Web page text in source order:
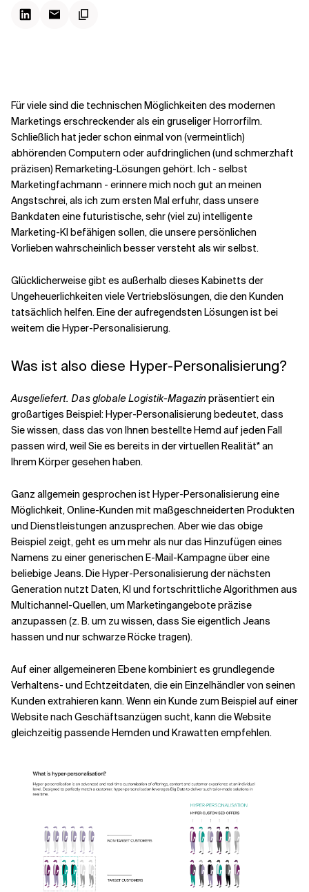
Für viele sind die technischen Möglichkeiten des modernen
Marketings erschreckender als ein gruseliger Horrorfilm.
Schließlich hat jeder schon einmal von (vermeintlich)
abhörenden Computern oder aufdringlichen (und schmerzhaft
präzisen) Remarketing-Lösungen gehört. Ich - selbst
Marketingfachmann - erinnere mich noch gut an meinen
Angstschrei, als ich zum ersten Mal erfuhr, dass unsere
Bankdaten eine futuristische, sehr (viel zu) intelligente
Marketing-KI befähigen sollen, die unsere persönlichen
Vorlieben wahrscheinlich besser versteht als wir selbst.
Glücklicherweise gibt es außerhalb dieses Kabinetts der
Ungeheuerlichkeiten viele Vertriebslösungen, die den Kunden
tatsächlich helfen. Eine der aufregendsten Lösungen ist bei
weitem die Hyper-Personalisierung.
Was ist also diese Hyper-Personalisierung?
Ausgeliefert. Das globale Logistik-Magazin präsentiert ein
großartiges Beispiel: Hyper-Personalisierung bedeutet, dass
Sie wissen, dass das von Ihnen bestellte Hemd auf jeden Fall
passen wird, weil Sie es bereits in der virtuellen Realität* an
Ihrem Körper gesehen haben.
Ganz allgemein gesprochen ist Hyper-Personalisierung eine
Möglichkeit, Online-Kunden mit maßgeschneiderten Produkten
und Dienstleistungen anzusprechen. Aber wie das obige
Beispiel zeigt, geht es um mehr als nur das Hinzufügen eines
Namens zu einer generischen E-Mail-Kampagne über eine
beliebige Jeans. Die Hyper-Personalisierung der nächsten
Generation nutzt Daten, KI und fortschrittliche Algorithmen aus
Multichannel-Quellen, um Marketingangebote präzise
anzupassen (z. B. um zu wissen, dass Sie eigentlich Jeans
hassen und nur schwarze Röcke tragen).
Auf einer allgemeineren Ebene kombiniert es grundlegende
Verhaltens- und Echtzeitdaten, die ein Einzelhändler von seinen
Kunden extrahieren kann. Wenn ein Kunde zum Beispiel auf einer
Website nach Geschäftsanzügen sucht, kann die Website
gleichzeitig passende Hemden und Krawatten empfehlen.